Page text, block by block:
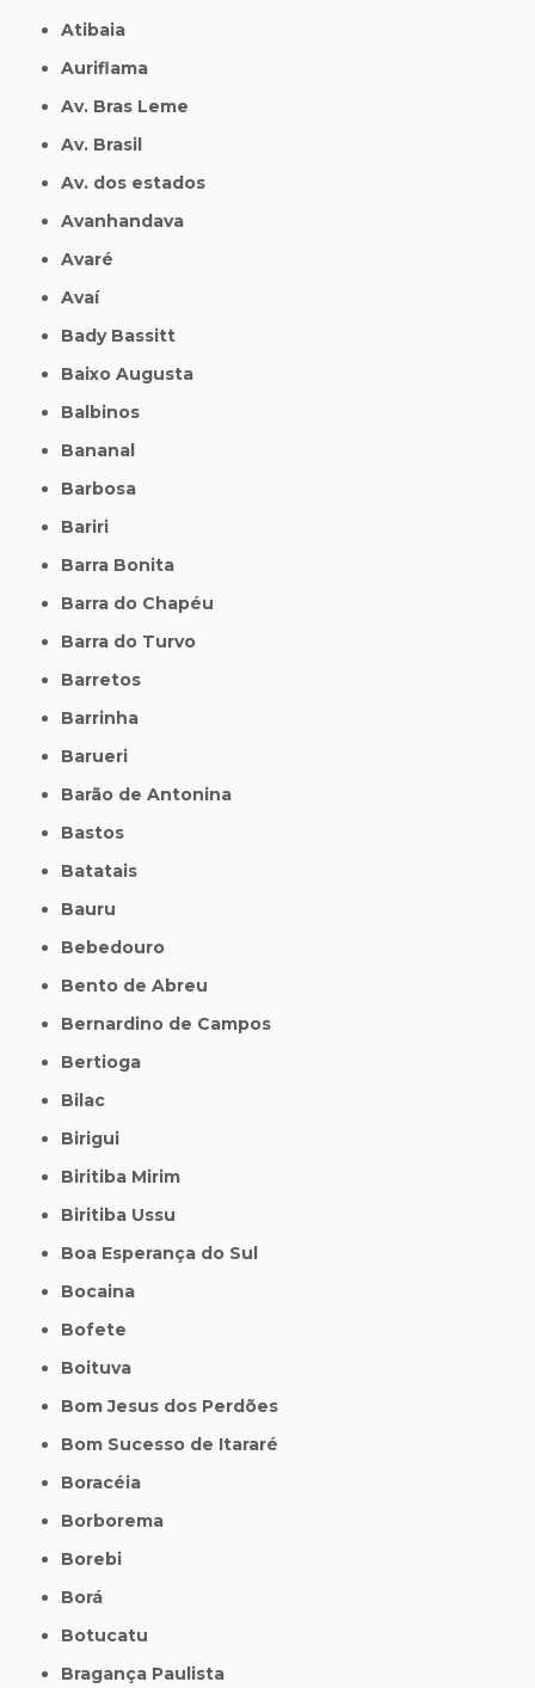
Atibaia
Auriflama
Av. Bras Leme
Av. Brasil
Av. dos estados
Avanhandava
Avaré
Avaí
Bady Bassitt
Baixo Augusta
Balbinos
Bananal
Barbosa
Bariri
Barra Bonita
Barra do Chapéu
Barra do Turvo
Barretos
Barrinha
Barueri
Barão de Antonina
Bastos
Batatais
Bauru
Bebedouro
Bento de Abreu
Bernardino de Campos
Bertioga
Bilac
Birigui
Biritiba Mirim
Biritiba Ussu
Boa Esperança do Sul
Bocaina
Bofete
Boituva
Bom Jesus dos Perdões
Bom Sucesso de Itararé
Boracéia
Borborema
Borebi
Borá
Botucatu
Bragança Paulista